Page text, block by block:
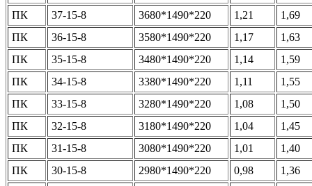
ПК
37-15-8 3680*1490*220 1,21
1,69
ПК
36-15-8 3580*1490*220 1,17
1,63
ПК
35-15-8 3480*1490*220 1,14
1,59
ПК
34-15-8 3380*1490*220 1,11
1,55
ПК
33-15-8 3280*1490*220 1,08
1,50
ПК
32-15-8 3180*1490*220 1,04
1,45
ПК
31-15-8 3080*1490*220 1,01
1,40
ПК
30-15-8 2980*1490*220 0,98
1,36